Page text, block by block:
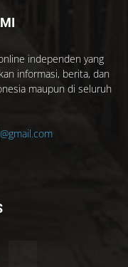
independen yang
informasi, berita, dan
maupun di seluruh